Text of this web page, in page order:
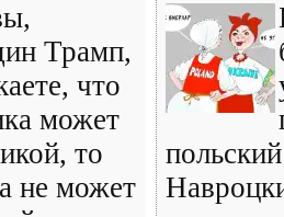
Трамп,
что
может
то
не может